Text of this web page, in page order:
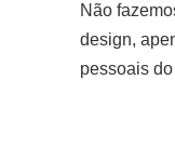
Não
design,
pessoais